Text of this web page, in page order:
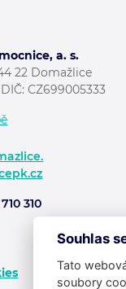
a. s.
22 Domažlice
CZ699005333
310
Souhlas
Tato
soubory